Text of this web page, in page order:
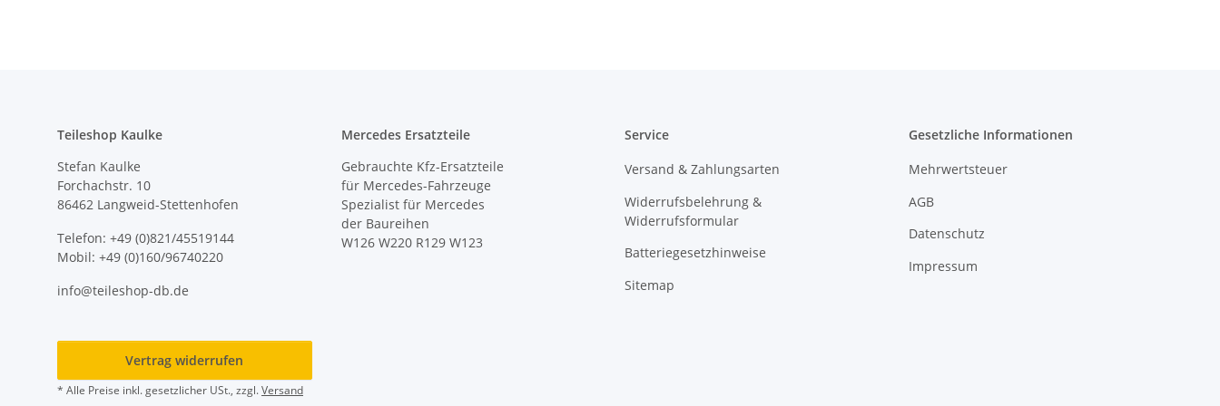
Teileshop Kaulke
Stefan Kaulke
Forchachstr. 10
86462 Langweid-Stettenhofen
Telefon: +49 (0)821/45519144
Mobil: +49 (0)160/96740220
info@teileshop-db.de
Mercedes Ersatzteile
Gebrauchte Kfz-Ersatzteile
für Mercedes-Fahrzeuge
Spezialist für Mercedes
der Baureihen
W126 W220 R129 W123
Service
Versand & Zahlungsarten
Widerrufsbelehrung &
Widerrufsformular
Batteriegesetzhinweise
Sitemap
Gesetzliche Informationen
Mehrwertsteuer
AGB
Datenschutz
Impressum
Vertrag widerrufen
* Alle Preise inkl. gesetzlicher USt., zzgl.Versand